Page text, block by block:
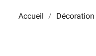
Accueil